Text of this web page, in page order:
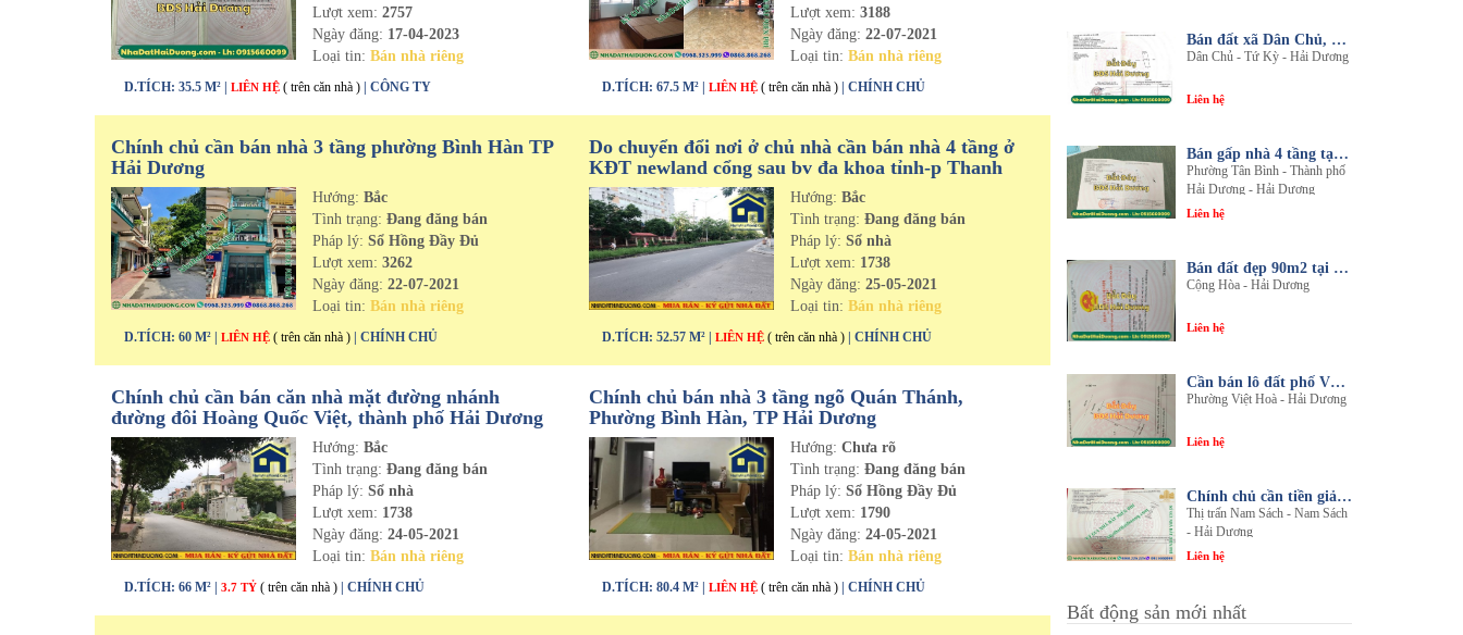
Lượt xem:2757
Ngày đăng: 17-04-2023
Loại tin:Bán nhà riêng
D.TÍCH: 35.5 M² | LIÊN HỆ ( trên căn nhà ) | CÔNG TY
Lượt xem:3188
Ngày đăng:22-07-2021
Loại tin:Bán nhà riêng
D.TÍCH: 67.5 M² | LIÊN HỆ ( trên căn nhà ) | CHÍNH CHỦ
Chính chủ cần bán nhà 3 tầng phường Bình Hàn TP
Hải Dương
Hướng:Bắc
Tình trạng:Đang đăng bán
Pháp lý: Sổ Hồng Đầy Đủ
Lượt xem:3262
Ngày đăng:22-07-2021
Loại tin:Bán nhà riêng
D.TÍCH: 60 M² | LIÊN HỆ ( trên căn nhà ) | CHÍNH CHỦ
Do chuyển đổi nơi ở chủ nhà cần bán nhà 4 tầng ở
KĐT newland cổng sau bv đa khoa tỉnh-p Thanh
Bình-tp Hải Dương
Hướng:Bắc
Tình trạng:Đang đăng bán
Pháp lý: Sổ nhà
Lượt xem: 1738
Ngày đăng:25-05-2021
Loại tin:Bán nhà riêng
D.TÍCH: 52.57 M² | LIÊN HỆ ( trên căn nhà ) | CHÍNH CHỦ
Chính chủ cần bán căn nhà mặt đường nhánh
đường đôi Hoàng Quốc Việt, thành phố Hải Dương
Hướng:Bắc
Tình trạng:Đang đăng bán
Pháp lý: Sổ nhà
Lượt xem: 1738
Ngày đăng:24-05-2021
Loại tin:Bán nhà riêng
D.TÍCH: 66 M² | 3.7 TỶ ( trên căn nhà ) | CHÍNH CHỦ
Chính chủ bán nhà 3 tầng ngõ Quán Thánh,
Phường Bình Hàn, TP Hải Dương
Hướng:Chưa rõ
Tình trạng:Đang đăng bán
Pháp lý: Sổ Hồng Đầy Đủ
Lượt xem: 1790
Ngày đăng:24-05-2021
Loại tin:Bán nhà riêng
D.TÍCH: 80.4 M² | LIÊN HỆ ( trên căn nhà ) | CHÍNH CHỦ
Bán đất xã Dân Chủ, Tứ Kỳ, Hải Dương - Diện tích 214m2 - Mặt tiền 8.5m - nhadathaiduong.com
Dân Chủ - Tứ Kỳ - Hải Dương
Liên hệ
Bán gấp nhà 4 tầng tại khu đô thị An Phú 2 - Nội thất gỗ lim sang trọng
Phường Tân Bình - Thành phố
Hải Dương - Hải Dương
Liên hệ
Bán đất đẹp 90m2 tại thôn An Điền, xã Cộng Hòa, huyện Nam Sách, tỉnh Hải Dương
Cộng Hòa - Hải Dương
Liên hệ
Cần bán lô đất phố Văn, phường Việt Hòa, thành phố Hải Dương
Phường Việt Hoà - Hải Dương
Liên hệ
Chính chủ cần tiền giải quyết công việc bán gấp 1 trong 3 lô đất sổ đỏ chính chủ
Thị trấn Nam Sách - Nam Sách
- Hải Dương
Liên hệ
Bất động sản mới nhất